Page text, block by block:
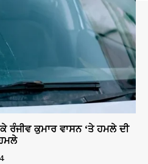
ਰੰਜੀਵ ਕੁਮਾਰ ਵਾਸਨ ‘ਤੇ ਹਮਲੇ ਦੀ